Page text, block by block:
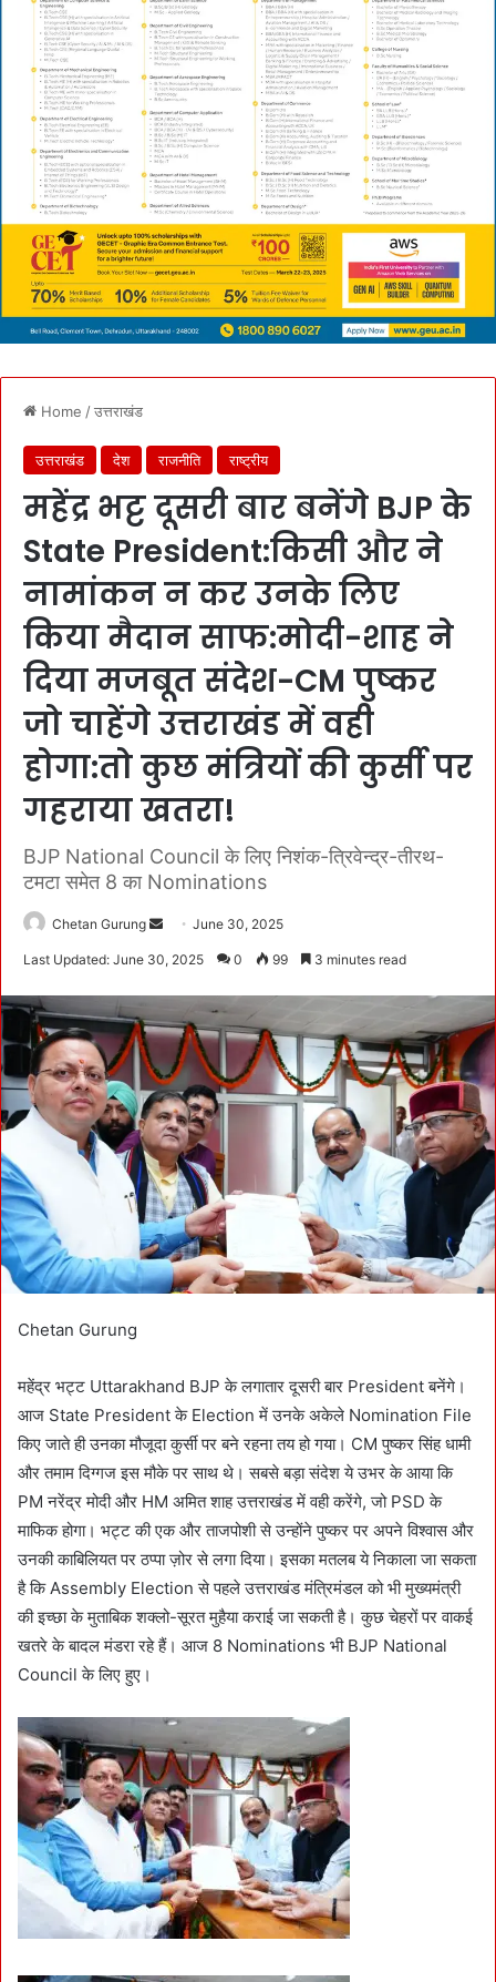
Home /उत्तराखंड
उत्तराखंड देश राजनीति राष्ट्रीय
महेंद्र भट्ट दूसरी बार बनेंगे BJP के
State President:किसी और ने
नामांकन न कर उनके लिए
किया मैदान साफ:मोदी-शाह ने
दिया मजबूत संदेश-CM पुष्कर
जो चाहेंगे उत्तराखंड में वही
होगा:तो कुछ मंत्रियों की कुर्सी पर
गहराया खतरा!
BJP National Council के लिए निशंक-त्रिवेन्द्र-तीरथ-
टमटा समेत 8 का Nominations
Chetan Gurung
a
e
m
a
l
June 30, 2025
Last Updated: June 30, 2025 0 99 3 minutes read
Chetan Gurung
महेंद्र भट्ट Uttarakhand BJP के लगातार दूसरी बार President बनेंगे।
आज State President के Election में उनके अकेले Nomination File
किए जाते ही उनका मौजूदा कुर्सी पर बने रहना तय हो गया। CM पुष्कर सिंह धामी
और तमाम दिग्गज इस मौके पर साथ थे। सबसे बड़ा संदेश ये उभर के आया कि
PM नरेंद्र मोदी और HM अमित शाह उत्तराखंड में वही करेंगे, जो PSD के
माफिक होगा। भट्ट की एक और ताजपोशी से उन्होंने पुष्कर पर अपने विश्वास और
उनकी काबिलियत पर ठप्पा ज़ोर से लगा दिया। इसका मतलब ये निकाला जा सकता
है कि Assembly Election से पहले उत्तराखंड मंत्रिमंडल को भी मुख्यमंत्री
की इच्छा के मुताबिक शक्लो-सूरत मुहैया कराई जा सकती है। कुछ चेहरों पर वाकई
खतरे के बादल मंडरा रहे हैं। आज 8 Nominations भी BJP National
Council के लिए हुए।